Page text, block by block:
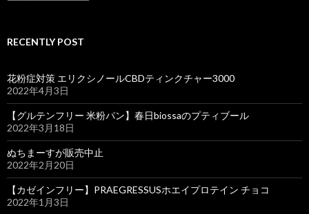
RECENTLY POST
花粉症対策 エリクシノールCBDティンクチャー3000
2022年4月3日
【グルテンフリー 米粉パン】春日biossaのプティブール
2022年3月18日
ぬちまーすが販売中止
2022年2月20日
【カゼインフリー】PRAEGRESSUSホエイプロテイン チョコ
2022年1月3日